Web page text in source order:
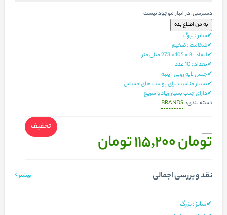
دسترسی:در انبار موجود نیست
✔سایز : بزرگ
✔ضخامت : ضخیم
✔ابعاد : 8 × 105 × 273 میلی متر
✔تعداد : 10 عدد
✔جنس لایه رویی : پنبه
✔بسیار مناسب برای پوست های حساس
✔دارای جذب بسیار زیاد و سریع
دسته بندی: BRANDS
تومان 115,200 تومان
تخفیف
نقد و بررسی اجمالی بیشتر
✔سایز : بزرگ